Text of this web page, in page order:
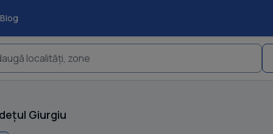
Blog
localități, zone
Giurgiu